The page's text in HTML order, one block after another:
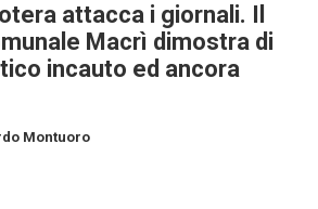
attacca i giornali. Il
Macrì dimostra di
incauto ed ancora
Montuoro